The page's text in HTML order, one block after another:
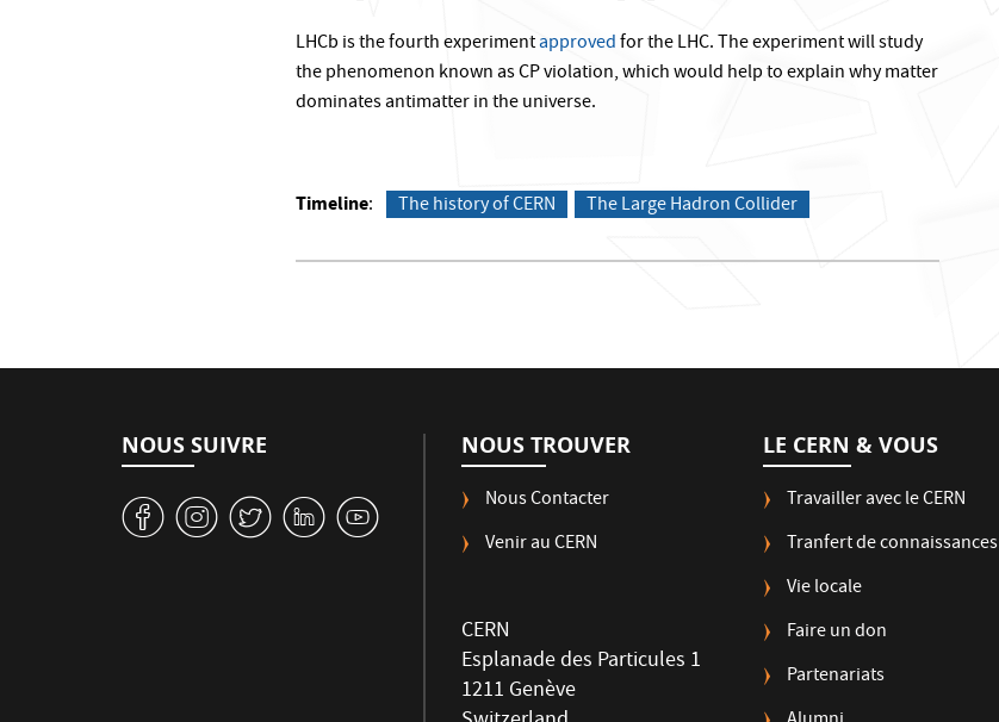
LHCb is the fourth experimentapprovedfor the LHC. The experiment will study
the phenomenon known as CP violation, which would help to explain why matter
dominates antimatter in the universe.
Timeline The history of CERN The Large Hadron Collider
NOUS SUIVRE
v J W M 1
NOUS TROUVER
Nous Contacter
Venir au CERN
CERN
Esplanade des Particules 1
1211 Genève
LE CERN & VOUS
Travailler avec le CERN
Tranfert de connaissances
Vie locale
Faire un don
Partenariats